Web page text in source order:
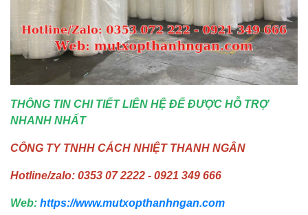
THÔNG TIN CHI TIẾT LIÊN HỆ ĐỂ ĐƯỢC HỖ TRỢ
NHANH NHẤT
CÔNG TY TNHH CÁCH NHIỆT THANH NGÂN
Hotline/zalo: 0353 07 2222 - 0921 349 666
Web: https://www.mutxopthanhngan.com